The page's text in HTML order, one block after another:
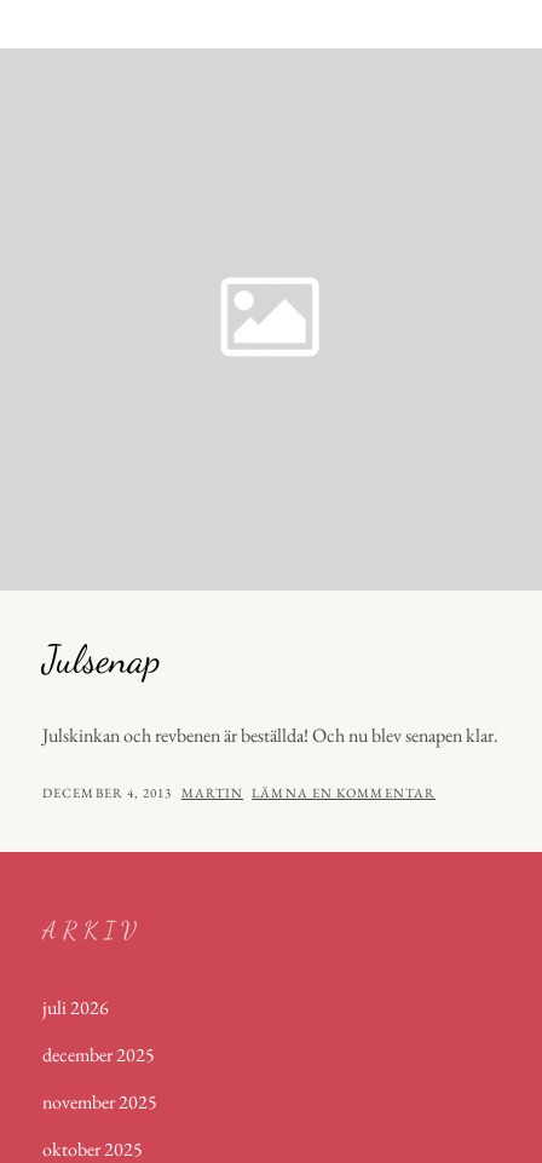
Julsenap
Julskinkan och revbenen är beställda! Och nu blev senapen klar.
PUBLICERAT
DECEMBER 4, 2013 AV
MARTIN LÄMNA EN KOMMENTAR
ARKIV
juli 2026
december 2025
november 2025
oktober 2025